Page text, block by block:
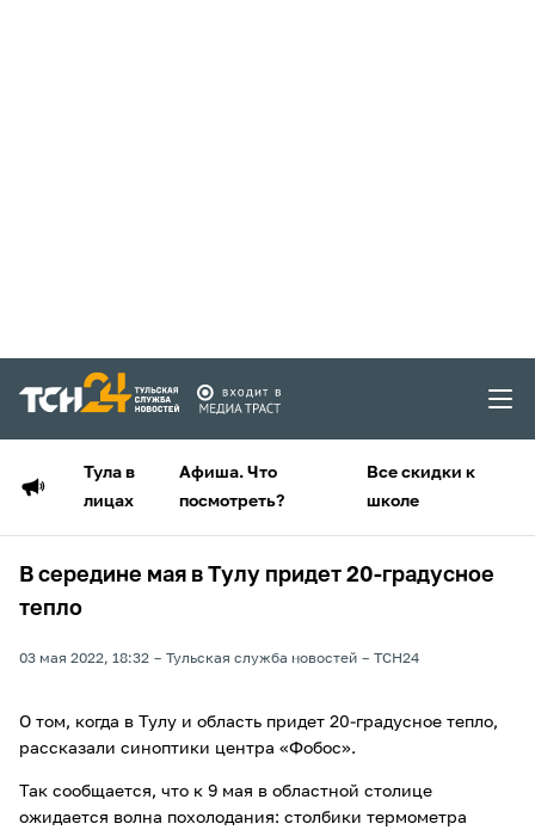
Тула в
лицах
Афиша. Что
посмотреть?
Все скидки к
школе
В середине мая в Тулу придет 20-градусное
тепло
03 мая 2022, 18:32 Тульская служба новостей ТСН24
О том, когда в Тулу и область придет 20-градусное тепло,
рассказали синоптики центра «Фобос».
Так сообщается, что к 9 мая в областной столице
ожидается волна похолодания: столбики термометра